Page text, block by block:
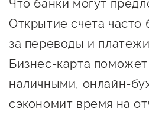
Поддержка
Финансовая поддержка
Меры поддержки в
внешнего
давления
Что банки могут
Открытие счета часто
за переводы и
Бизнес-карта поможет
наличными, онлайн-
сэкономит время на